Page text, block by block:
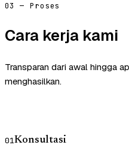
03 — Proses
Cara kerja kami
Transparan dari awal hingga
menghasilkan.
01Konsultasi